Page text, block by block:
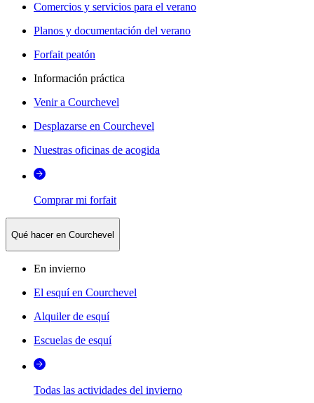
Comercios y servicios para el verano
Planos y documentación del verano
Forfait peatón
Información práctica
Venir a Courchevel
Desplazarse en Courchevel
Nuestras oficinas de acogida
Comprar mi forfait
Qué hacer en Courchevel
En invierno
El esquí en Courchevel
Alquiler de esquí
Escuelas de esquí
Todas las actividades del invierno